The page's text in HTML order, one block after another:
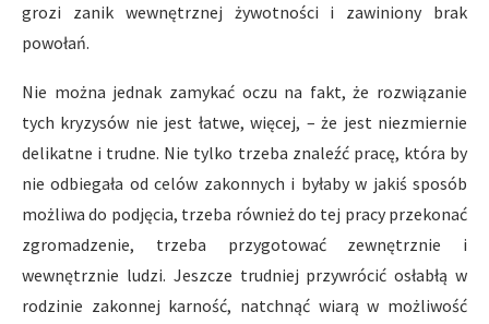
grozi zanik wewnętrznej żywotności i zawiniony brak
powołań.
Nie można jednak zamykać oczu na fakt, że rozwiązanie
tych kryzysów nie jest łatwe, więcej, – że jest niezmiernie
delikatne i trudne. Nie tylko trzeba znaleźć pracę, która by
nie odbiegała od celów zakonnych i byłaby w jakiś sposób
możliwa do podjęcia, trzeba również do tej pracy przekonać
zgromadzenie, trzeba przygotować zewnętrznie i
wewnętrznie ludzi. Jeszcze trudniej przywrócić osłabłą w
rodzinie zakonnej karność, natchnąć wiarą w możliwość